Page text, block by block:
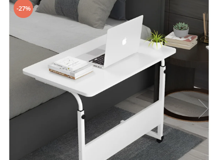
Servire
Sticle
Tacamuri
Ustensile
-27%